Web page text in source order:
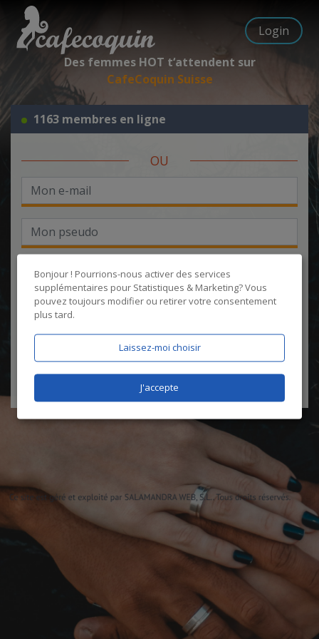
Login
Des femmes HOT t‘attendent sur
CafeCoquin Suisse
1163 membres en ligne
OU
J'accepte lesCGUet lapolitique de protection des données
certifie être âgé de plus de 18 ans
Bonjour ! Pourrions-nous activer des services
supplémentaires pour Statistiques & Marketing? Vous
pouvez toujours modifier ou retirer votre consentement
plus tard.
Laissez-moi choisir
J'accepte